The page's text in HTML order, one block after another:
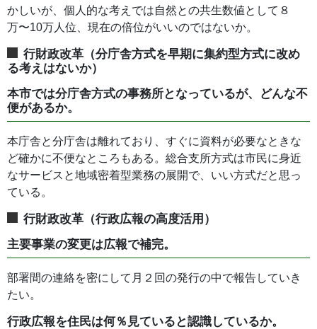
かしいが、個人的な考えでは自然との共生数値として８
万〜10万人位、現在の倍位がいいのではないか。
行財政改革（分庁舎方式を早期に集約型方式に改め
る考えはないか）
本市では分庁舎方式の事務所となっているが、どんな不
便があるか。
本庁舎と分庁舎は離れており、すぐに資料が必要なときな
ど確かに不便なところもある。総合支所方式は市民に身近
なサービスと地域密着型業務の展開で、いい方式だと思っ
ている。
行財政改革（行政広報の高度活用）
主要事業の変更は広報で補完。
部署間の連絡を密にして月２回の発行の中で報告していき
たい。
行政広報を住民は何％見ていると認識しているか。